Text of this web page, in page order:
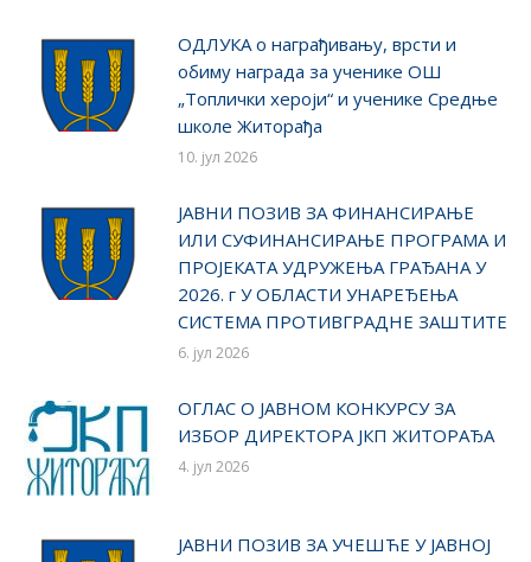
ОДЛУКA о награђивању, врсти и
обиму награда за ученике ОШ
„Топлички хероји“ и ученике Средње
школе Житорађа
10. јул 2026
ЈАВНИ ПОЗИВ ЗА ФИНАНСИРАЊЕ
ИЛИ СУФИНАНСИРАЊЕ ПРОГРАМА И
ПРОЈЕКАТА УДРУЖЕЊА ГРАЂАНА У
2026. г У ОБЛАСТИ УНАРЕЂЕЊА
СИСТЕМА ПРОТИВГРАДНЕ ЗАШТИТЕ
6. јул 2026
ОГЛАС О ЈАВНОМ КОНКУРСУ ЗА
ИЗБОР ДИРЕКТОРА ЈКП ЖИТОРАЂА
4. јул 2026
ЈАВНИ ПОЗИВ ЗА УЧЕШЋЕ У ЈАВНОЈ